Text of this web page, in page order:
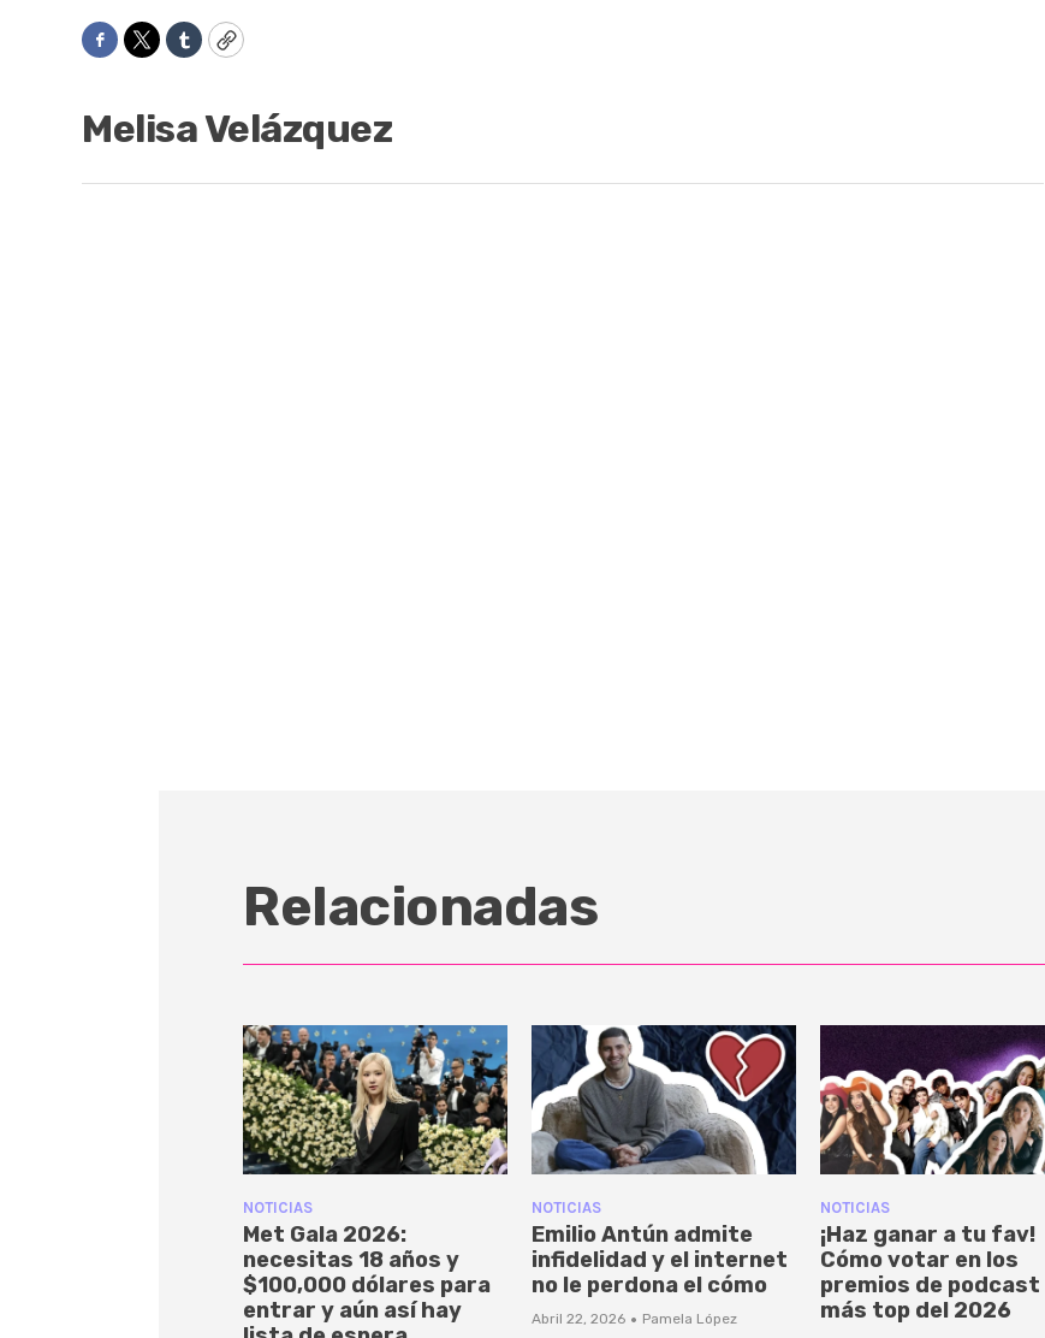
Facebook
TwitterTumblrCopy
Melisa Velázquez
Relacionadas
NOTICIAS
Met Gala 2026:
necesitas 18 años y
$100,000 dólares para
entrar y aún así hay
NOTICIAS
Emilio Antún admite
infidelidad y el internet
no le perdona el cómo
Abril 22, 2026 · Pamela López
NOTICIAS
¡Haz ganar a tu fav!
Cómo votar en los
premios de podcast
más top del 2026